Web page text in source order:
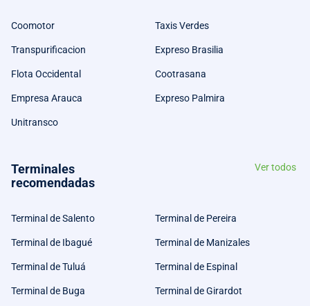
Coomotor Taxis Verdes
Transpurificacion Expreso Brasilia
Flota Occidental Cootrasana
Empresa Arauca Expreso Palmira
Unitransco
Terminales
recomendadas
Ver todos
Terminal de Salento Terminal de Pereira
Terminal de Ibagué Terminal de Manizales
Terminal de Tuluá Terminal de Espinal
Terminal de Buga Terminal de Girardot